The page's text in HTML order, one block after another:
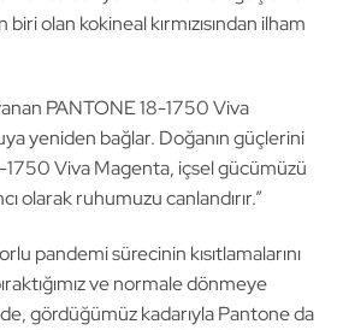
olan kokineal kırmızısından ilham
PANTONE 18-1750 Viva
yeniden bağlar. Doğanın güçlerini
1750 Viva Magenta, içsel gücümüzü
olarak ruhumuzu canlandırır.”
pandemi sürecinin kısıtlamalarını
ve normale dönmeye
gördüğümüz kadarıyla Pantone da